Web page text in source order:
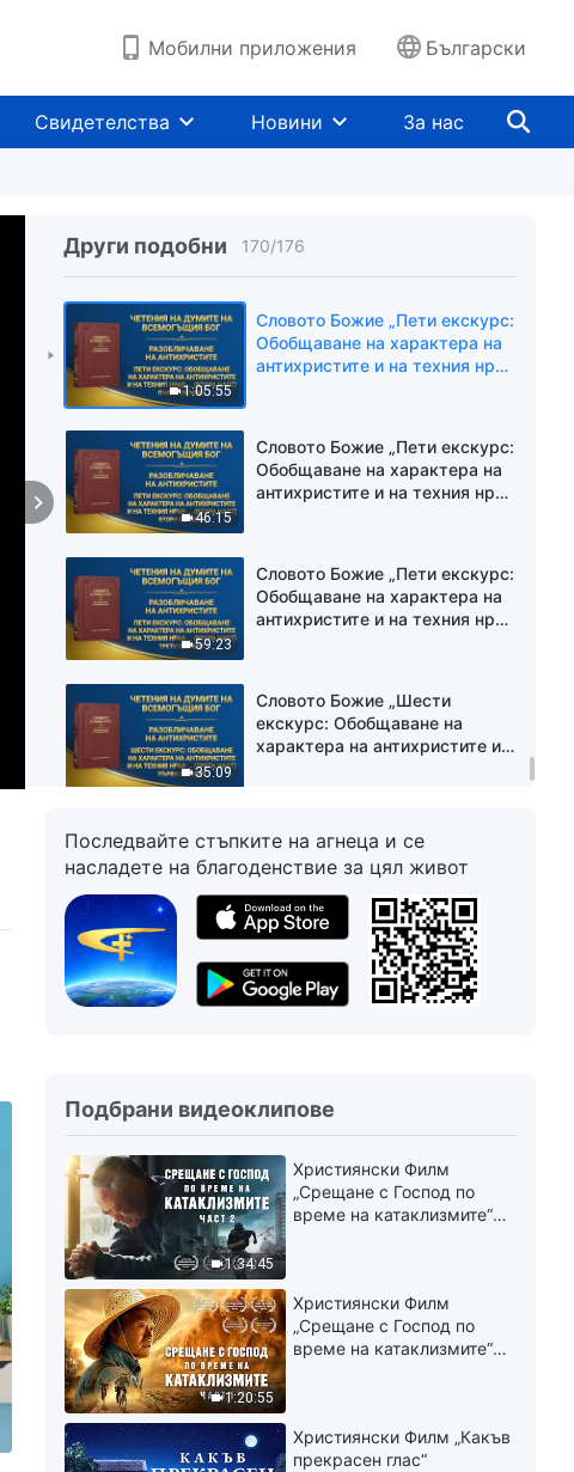
Мобилни приложения Български
Свидетелства Новини За нас
Други подобни 170/176
(първа част)“ Трети сегмент
характера на антихристите и
на техния нрав същност
характера на антихристите и
на техния нрав същност
(първа част)“ Пети сегмент
1:05:55
Словото Божие „Пети екскурс:
Обобщаване на характера на
антихристите и на техния нрав
46:15
Словото Божие „Пети екскурс:
Обобщаване на характера на
антихристите и на техния нрав
59:23
Словото Божие „Пети екскурс:
Обобщаване на характера на
антихристите и на техния нрав
35:09
Словото Божие „Шести
екскурс: Обобщаване на
характера на антихристите и
51:59
екскурс: Обобщаване на
характера на антихристите и
на техния нрав същност
(трета част)“ Втори сегмент
Словото Божие „Шести
екскурс: Обобщаване на
характера на антихристите и
45:09
екскурс: Обобщаване на
(трета част)“ Четвърти
сегмент
Последвайте стъпките на агнеца и се
насладете на благоденствие за цял живот
Подбрани видеоклипове
1:34:45
Християнски Филм
„Срещане с Господ по
време на катаклизмите“
1:20:55
Християнски Филм
„Срещане с Господ по
време на катаклизмите“
Християнски Филм „Какъв
прекрасен глас“